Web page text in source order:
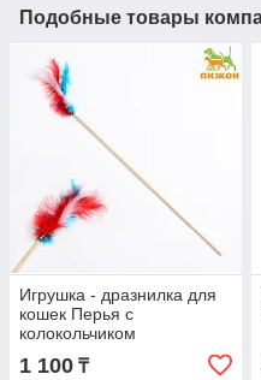
Подобные товары
Игрушка - дразнилка для
кошек Перья с
колокольчиком
1 100 ₸